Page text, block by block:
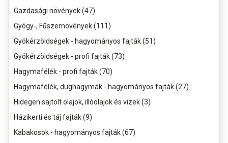
Gazdasági növények (47)
Gyógy-, Fűszernövények (111)
Gyökérzöldségek - hagyományos fajták (51)
Gyökérzöldségek - profi fajták (73)
Hagymafélék - profi fajták (70)
Hagymafélék, dughagymák - hagyományos fajták (27)
Hidegen sajtolt olajok, illóolajok és vizek (3)
Házikerti és táj fajták (9)
Kabakosok - hagyományos fajták (67)